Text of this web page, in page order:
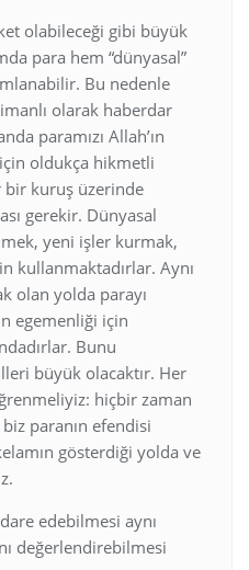
olabileceği gibi büyük
para hem “dünyasal”
Bu nedenle
olarak haberdar
paramızı Allah’ın
oldukça hikmetli
bir kuruş üzerinde
gerekir. Dünyasal
yeni işler kurmak,
kullanmaktadırlar. Aynı
olan yolda parayı
egemenliği için
Bunu
büyük olacaktır. Her
hiçbir zaman
paranın efendisi
gösterdiği yolda ve
edebilmesi aynı
değerlendirebilmesi